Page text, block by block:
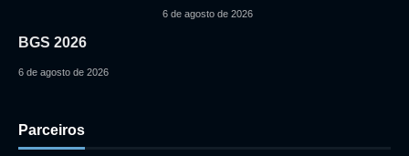
6 de agosto de 2026
BGS 2026
6 de agosto de 2026
Parceiros